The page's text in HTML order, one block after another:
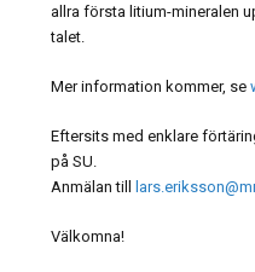
allra första litium-mineralen
talet.
Mer information kommer, se
Eftersits med enklare
på SU.
Anmälan till
Välkomna!